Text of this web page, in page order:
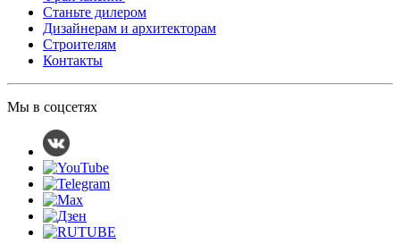
Станьте дилером
Дизайнерам и архитекторам
Строителям
Контакты
Мы в соцсетях